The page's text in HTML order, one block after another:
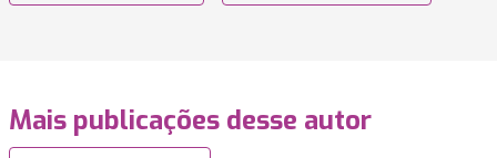
Mais publicações desse autor